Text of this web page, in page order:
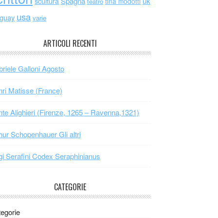
usa varie
ARTICOLI RECENTI
Galloni Agosto
Matisse (France)
Alighieri (Firenze, 1265 – Ravenna,1321)
Schopenhauer Gli altri
Serafini Codex Seraphinianus
CATEGORIE